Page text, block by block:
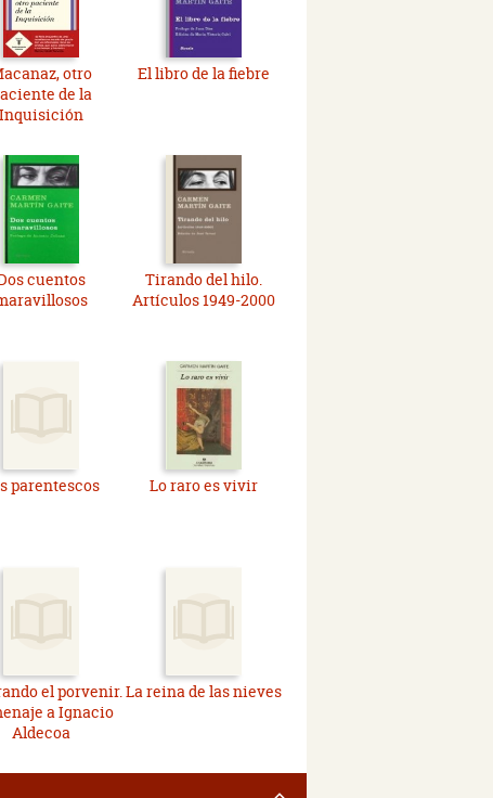
otro
de la
Inquisición
El libro de la fiebre
cuentos
Tirando del hilo.
Artículos 1949-2000
parentescos Lo raro es vivir
el porvenir.
a Ignacio
Aldecoa
La reina de las nieves